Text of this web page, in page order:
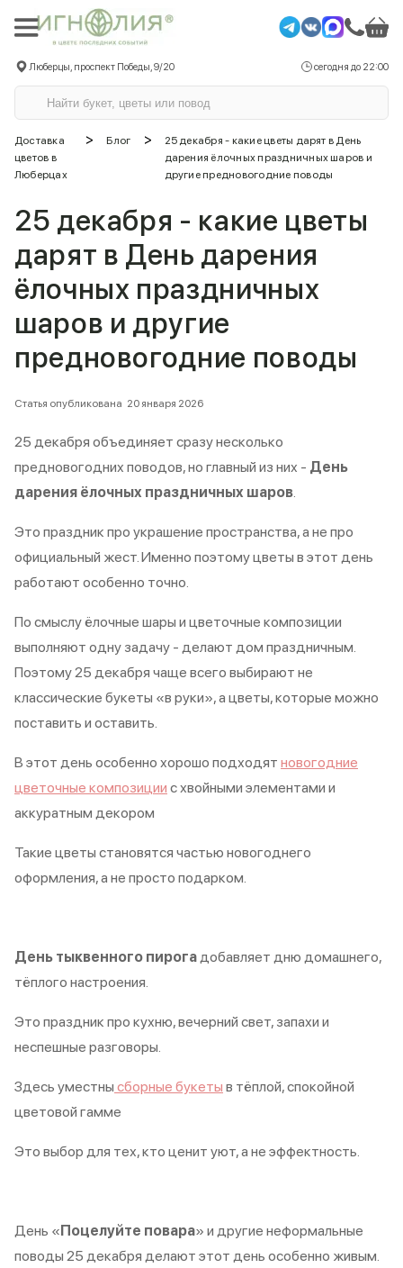
Люберцы, проспект Победы, 9/20 сегодня до 22:00
Доставка
цветов в
Люберцах
> Блог >
25 декабря - какие цветы дарят в День
дарения ёлочных праздничных шаров и
другие предновогодние поводы
25 декабря - какие цветы
дарят в День дарения
ёлочных праздничных
шаров и другие
предновогодние поводы
Статья опубликована 20 января 2026
25 декабря объединяет сразу несколько
предновогодних поводов, но главный из них - День
дарения ёлочных праздничных шаров.
Это праздник про украшение пространства, а не про
официальный жест. Именно поэтому цветы в этот день
работают особенно точно.
По смыслу ёлочные шары и цветочные композиции
выполняют одну задачу - делают дом праздничным.
Поэтому 25 декабря чаще всего выбирают не
классические букеты «в руки», а цветы, которые можно
поставить и оставить.
В этот день особенно хорошо подходят новогодние
цветочные композиции с хвойными элементами и
аккуратным декором
Такие цветы становятся частью новогоднего
оформления, а не просто подарком.
День тыквенного пирогадобавляет дню домашнего,
тёплого настроения.
Это праздник про кухню, вечерний свет, запахи и
неспешные разговоры.
Здесь уместны сборные букеты в тёплой, спокойной
цветовой гамме
Это выбор для тех, кто ценит уют, а не эффектность.
День «Поцелуйте повара» и другие неформальные
поводы 25 декабря делают этот день особенно живым.